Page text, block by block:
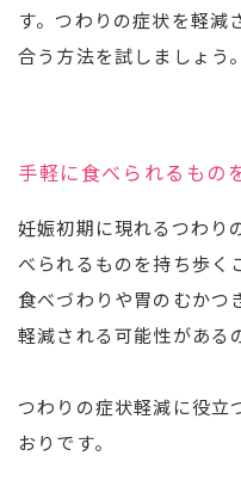
す。つわりの症状を軽減
合う方法を試しましょう。
手軽に食べられるもの
妊娠初期に現れるつわり
べられるものを持ち歩く
食べづわりや胃のむかつ
軽減される可能性がある
つわりの症状軽減に役立
おりです。